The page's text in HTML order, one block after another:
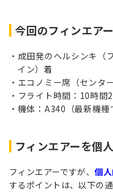
今回のフィンエア
成田発のヘルシンキ（
イン）着
エコノミー席（センタ
フライト時間：10時間
機体：A340（最新機種
フィンエアーを個
フィンエアーですが、個
するポイントは、以下の通